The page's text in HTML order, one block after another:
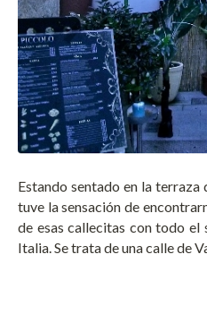
Estando sentado en la terraza
tuve la sensación de
de esas callecitas con todo
Italia. Se trata de una calle de